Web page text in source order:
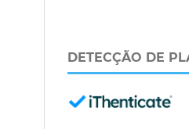
DETECÇÃO DE